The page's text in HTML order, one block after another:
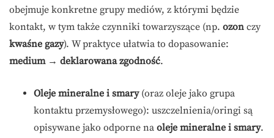
obejmuje konkretne grupy mediów, z którymi będzie
kontakt, w tym także czynniki towarzyszące (np. ozon czy
kwaśne gazy). W praktyce ułatwia to dopasowanie:
medium → deklarowana zgodność.
Oleje mineralne i smary(oraz oleje jako grupa
kontaktu przemysłowego): uszczelnienia/oringi są
opisywane jako odporne na oleje mineralne i smary.